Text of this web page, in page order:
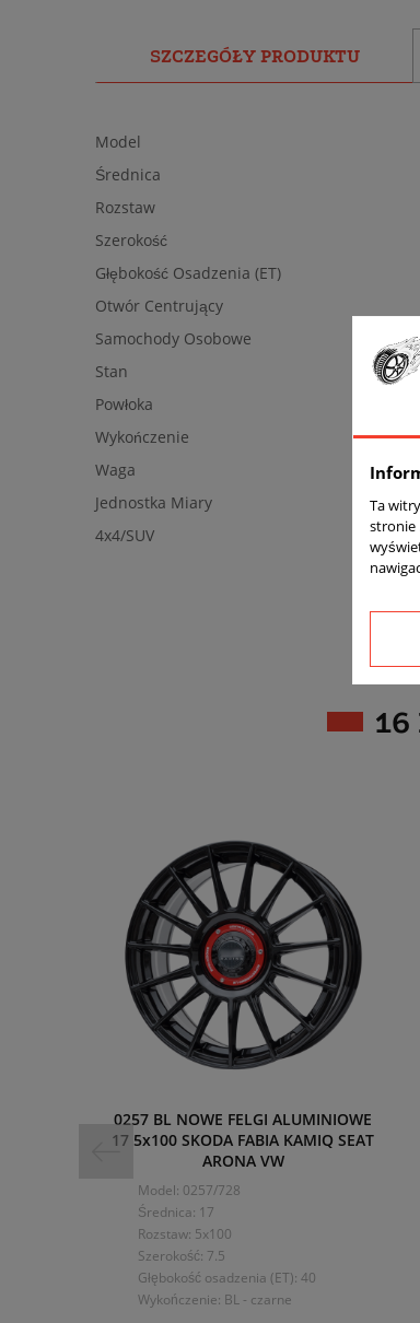
SZCZEGÓŁY PRODUKTU
Model
Średnica
Rozstaw
Szerokość
Głębokość Osadzenia (ET)
Otwór Centrujący
Samochody Osobowe
Stan
Powłoka
Wykończenie
Waga
Jednostka Miary
4x4/SUV
16
0257 BL NOWE FELGI ALUMINIOWE
17 5x100 SKODA FABIA KAMIQ SEAT
ARONA VW
Model: 0257/728
Średnica: 17
Rozstaw: 5x100
Szerokość: 7.5
Głębokość osadzenia (ET): 40
Wykończenie: BL - czarne
Ta
stronie